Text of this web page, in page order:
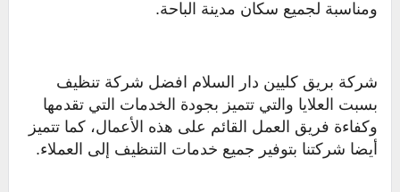
ومناسبة لجميع سكان مدينة الباحة.
شركة بريق كليين دار السلام افضل شركة تنظيف
بسبت العلايا والتي تتميز بجودة الخدمات التي تقدمها
وكفاءة فريق العمل القائم على هذه الأعمال، كما تتميز
أيضا شركتنا بتوفير جميع خدمات التنظيف إلى العملاء.